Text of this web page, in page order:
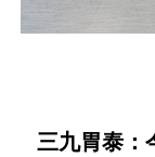
三九胃泰：